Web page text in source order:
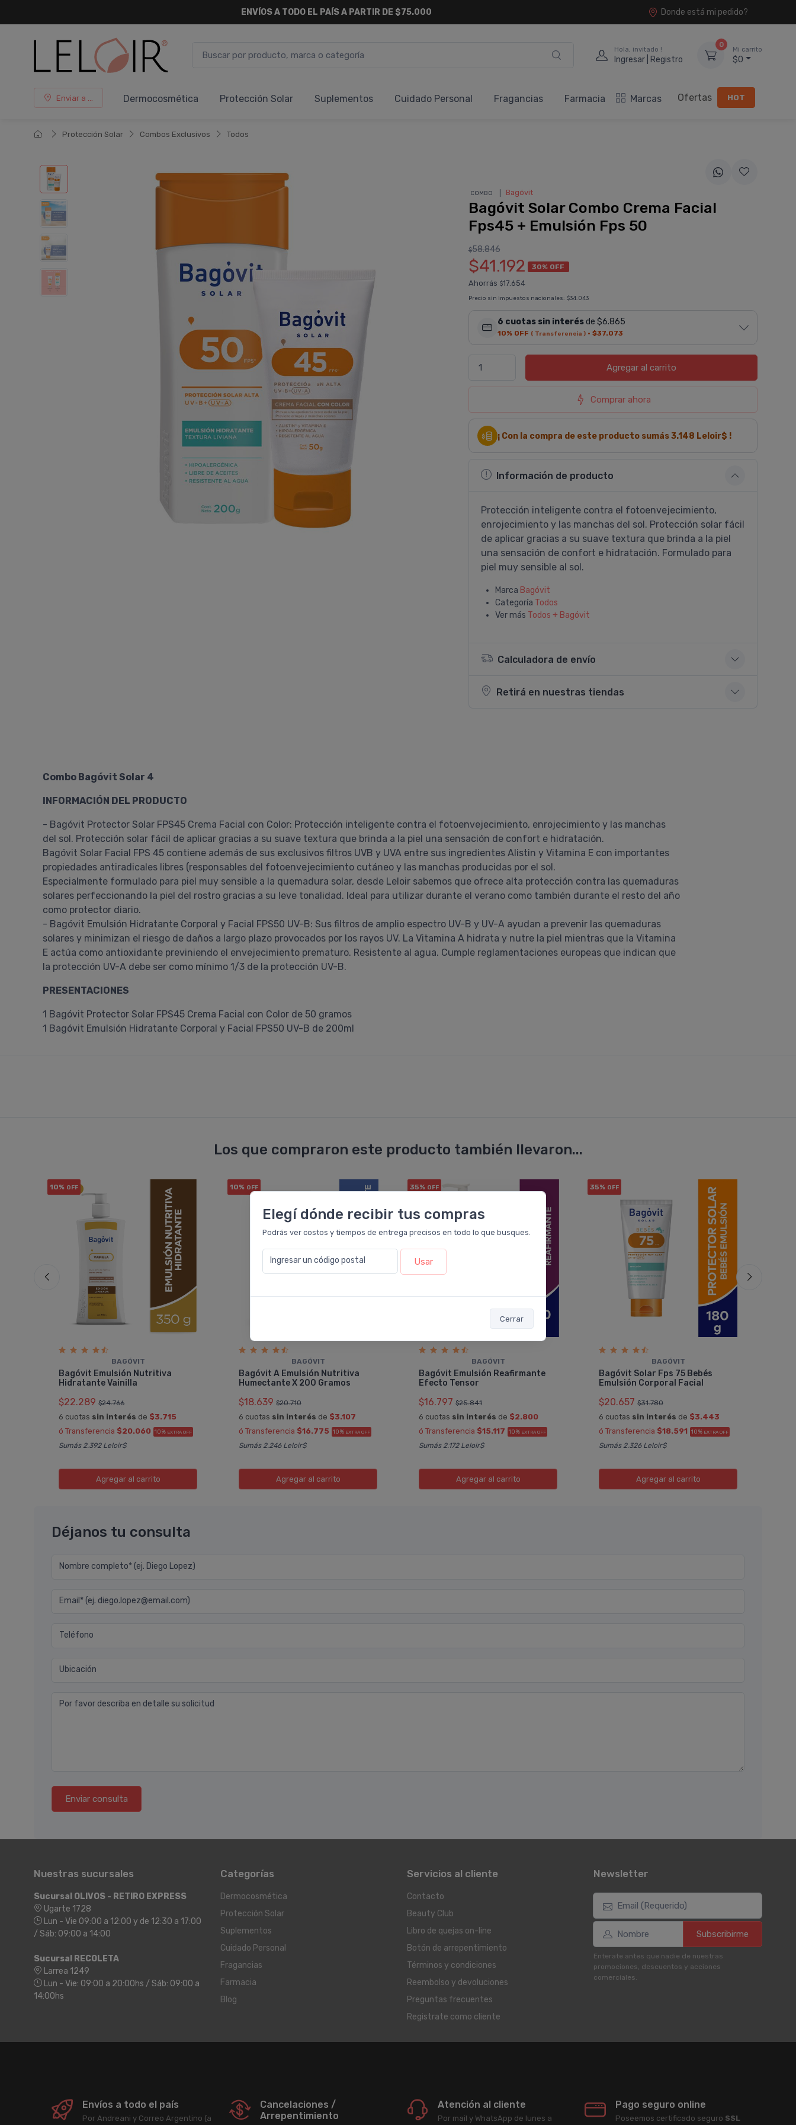
Elegí dónde recibir tus compras
Podrás ver costos y tiempos de entrega precisos en todo lo que busques.
Ingresar un código postal Usar
Cerrar
ENVÍOS A TODO EL PAÍS A PARTIR DE $75.000 Donde está mi pedido?
Hola, invitado !
Ingresar | Registro
0
Mi carrito
$0
Enviar a ... Dermocosmética Protección Solar Suplementos Cuidado Personal Fragancias Farmacia Marcas Ofertas HOT
Protección Solar Combos Exclusivos Todos
COMBO Bagóvit
Bagóvit Solar Combo Crema Facial
Fps45 + Emulsión Fps 50
$58.846
$41.192 30% OFF
Ahorrás $17.654
Precio sin impuestos nacionales: $34.043
6 cuotas sin interésde $6.865
10% OFF ( Transferencia )· $37.073
Agregaral carrito
Comprar ahora
¡ Con la compra de este producto sumás3.148 Leloir$ !
Información de producto
Protección inteligente contra el fotoenvejecimiento,
enrojecimiento y las manchas del sol. Protección solar fácil
de aplicar gracias a su suave textura que brinda a la piel
una sensación de confort e hidratación. Formulado para
piel muy sensible al sol.
Marca Bagóvit
Categoría Todos
Ver más Todos + Bagóvit
Calculadora de envío
Retirá en nuestras tiendas
Combo Bagóvit Solar 4
INFORMACIÓN DEL PRODUCTO
- Bagóvit Protector Solar FPS45 Crema Facial con Color: Protección inteligente contra el fotoenvejecimiento, enrojecimiento y las manchas
del sol. Protección solar fácil de aplicar gracias a su suave textura que brinda a la piel una sensación de confort e hidratación.
Bagóvit Solar Facial FPS 45 contiene además de sus exclusivos filtros UVB y UVA entre sus ingredientes Alistin y Vitamina E con importantes
propiedades antiradicales libres (responsables del fotoenvejecimiento cutáneo y las manchas producidas por el sol.
Especialmente formulado para piel muy sensible a la quemadura solar, desde Leloir sabemos que ofrece alta protección contra las quemaduras
solares perfeccionando la piel del rostro gracias a su leve tonalidad. Ideal para utilizar durante el verano como también durante el resto del año
como protector diario.
- Bagóvit Emulsión Hidratante Corporal y Facial FPS50 UV-B: Sus filtros de amplio espectro UV-B y UV-A ayudan a prevenir las quemaduras
solares y minimizan el riesgo de daños a largo plazo provocados por los rayos UV. La Vitamina A hidrata y nutre la piel mientras que la Vitamina
E actúa como antioxidante previniendo el envejecimiento prematuro. Resistente al agua. Cumple reglamentaciones europeas que indican que
la protección UV-A debe ser como mínimo 1/3 de la protección UV-B.
PRESENTACIONES
1 Bagóvit Protector Solar FPS45 Crema Facial con Color de 50 gramos
1 Bagóvit Emulsión Hidratante Corporal y Facial FPS50 UV-B de 200ml
Los que compraron este producto también llevaron...
10% OFF
BAGÓVIT
Bagóvit Emulsión Nutritiva
Hidratante Vainilla
$22.289 $24.766
6 cuotas sin interés de $3.715
ó Transferencia $20.060 10% EXTRA OFF
Sumás 2.392 Leloir$
Agregaral carrito
10% OFF
BAGÓVIT
Bagóvit A Emulsión Nutritiva
Humectante X 200 Gramos
$18.639 $20.710
6 cuotas sin interés de $3.107
ó Transferencia $16.775 10% EXTRA OFF
Sumás 2.246 Leloir$
Agregaral carrito
35% OFF
BAGÓVIT
Bagóvit Emulsión Reafirmante
Efecto Tensor
$16.797 $25.841
6 cuotas sin interés de $2.800
ó Transferencia $15.117 10% EXTRA OFF
Sumás 2.172 Leloir$
Agregaral carrito
35% OFF
BAGÓVIT
Bagóvit Solar Fps 75 Bebés
Emulsión Corporal Facial
$20.657 $31.780
6 cuotas sin interés de $3.443
ó Transferencia $18.591 10% EXTRA OFF
Sumás 2.326 Leloir$
Agregaral carrito
Déjanos tu consulta
Nombre completo* (ej. Diego Lopez)
Email* (ej. diego.lopez@email.com)
Teléfono
Ubicación
Por favor describa en detalle su solicitud
Enviar consulta
Nuestras sucursales
Sucursal OLIVOS - RETIRO EXPRESS
Ugarte 1728
Lun - Vie 09:00 a 12:00 y de 12:30 a 17:00
/ Sáb: 09:00 a 14:00
Sucursal RECOLETA
Larrea 1249
Lun - Vie: 09:00 a 20:00hs / Sáb: 09:00 a
14:00hs
Categorías
Dermocosmética
Protección Solar
Suplementos
Cuidado Personal
Fragancias
Farmacia
Blog
Servicios al cliente
Contacto
Beauty Club
Libro de quejas on-line
Botón de arrepentimiento
Términos y condiciones
Reembolso y devoluciones
Preguntas frecuentes
Registrate como cliente
Newsletter
Subscribirme
Enterate antes que nadie de nuestras
promociones, descuentos y acciones
comerciales.
Envíos a todo el país
Por Andreani y Correo Argentino (a
Cancelaciones /
Arrepentimiento
Atención al cliente
Por mail y WhatsApp de lunes a
Pago seguro online
Poseemos certificado seguro SSL